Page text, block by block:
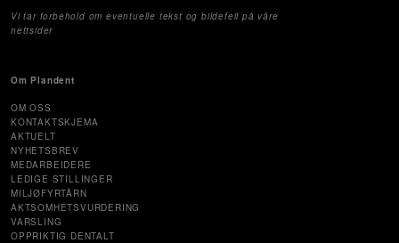
Vi tar forbehold om eventuelle tekst og bildefeil på våre
nettsider
Om Plandent
OM OSS
KONTAKTSKJEMA
AKTUELT
NYHETSBREV
MEDARBEIDERE
LEDIGE STILLINGER
MILJØFYRTÅRN
AKTSOMHETSVURDERING
VARSLING
OPPRIKTIG DENTALT